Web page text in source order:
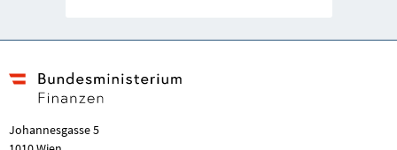
Johannesgasse 5